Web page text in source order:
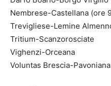
Nembrese-Castellana (ore
Trevigliese-Lemine
Tritium-Scanzorosciate
Vighenzi-Orceana
Voluntas Brescia-Pavoniana